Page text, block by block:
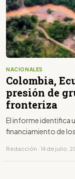
NACIONALES
Colombia,
presión de
fronteriza
El informe identifica
financiamiento de
Redacción · 14 de julio,